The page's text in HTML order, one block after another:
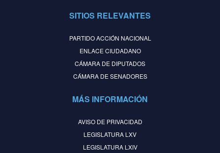
SITIOS RELEVANTES
PARTIDO ACCIÓN NACIONAL
ENLACE CIUDADANO
CÁMARA DE DIPUTADOS
CÁMARA DE SENADORES
MÁS INFORMACIÓN
AVISO DE PRIVACIDAD
LEGISLATURA LXV
LEGISLATURA LXIV